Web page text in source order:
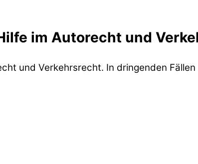
im Autorecht und
und Verkehrsrecht. In dringenden